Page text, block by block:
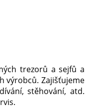
trezorů a sejfů a
výrobců. Zajišťujeme
stěhování, atd.